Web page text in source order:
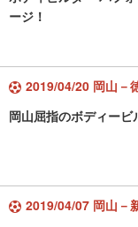
ージ！
2019/04/20 岡山－
岡山屈指のボディービ
2019/04/07 岡山－